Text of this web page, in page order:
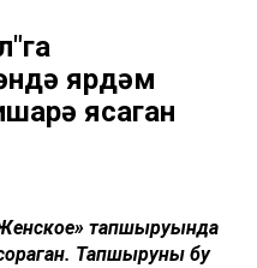
ярдәм
ясаган
тапшыруында
Тапшыруның бу